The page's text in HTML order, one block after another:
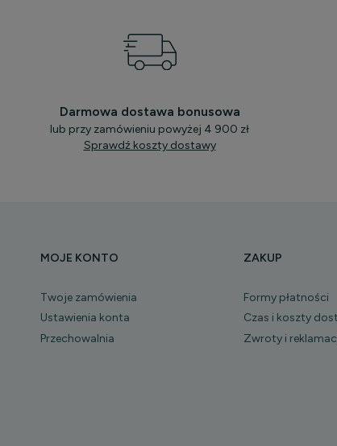
Darmowa dostawa bonusowa
lub przy zamówieniu powyżej 4 900 zł
Sprawdź koszty dostawy
MOJE KONTO
Twoje zamówienia
Ustawienia konta
Przechowalnia
ZAKUP
Formy płatności
Czas i koszty
Zwroty i